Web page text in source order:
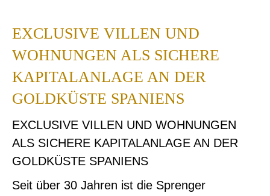
EXCLUSIVE VILLEN UND
WOHNUNGEN ALS SICHERE
KAPITALANLAGE AN DER
GOLDKÜSTE SPANIENS
EXCLUSIVE VILLEN UND WOHNUNGEN
ALS SICHERE KAPITALANLAGE AN DER
GOLDKÜSTE SPANIENS
Seit über 30 Jahren ist die Sprenger